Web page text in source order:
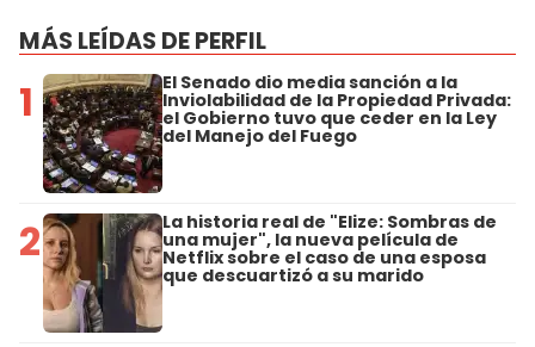
MÁS LEÍDAS DE PERFIL
1 El Senado dio media sanción a la
Inviolabilidad de la Propiedad Privada:
el Gobierno tuvo que ceder en la Ley
del Manejo del Fuego
2 La historia real de "Elize: Sombras de
una mujer", la nueva película de
Netflix sobre el caso de una esposa
que descuartizó a su marido